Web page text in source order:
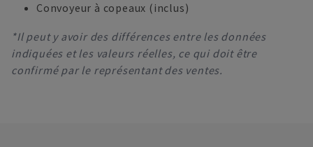
Convoyeur à copeaux (inclus)
*Il peut y avoir des différences entre les données
indiquées et les valeurs réelles, ce qui doit être
confirmé par le représentant des ventes.